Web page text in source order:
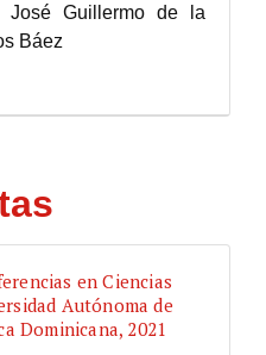
José Guillermo de la
Báez
en Ciencias
Autónoma de
Dominicana, 2021